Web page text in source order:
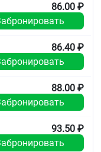
86.00 ₽
86.40 ₽
88.00 ₽
93.50 ₽